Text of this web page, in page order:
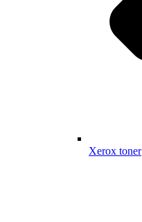
Xerox toner